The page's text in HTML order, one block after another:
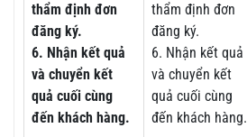
thẩm định đơn
đăng ký.
6. Nhận kết quả
và chuyển kết
quả cuối cùng
đến khách hàng.
thẩm định đơn
đăng ký.
6. Nhận kết quả
và chuyển kết
quả cuối cùng
đến khách hàng.